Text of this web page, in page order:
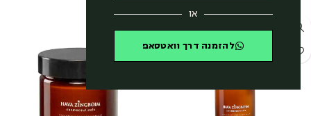
או
להזמנה דרך וואטסאפ